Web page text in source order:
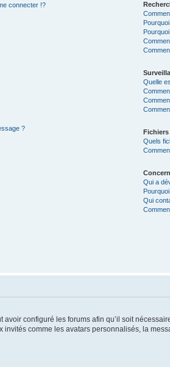
connecter !?
?
Quelle
Quels
Qui a
Qui
configuré les forums afin qu’il soit
comme les avatars personnalisés, la